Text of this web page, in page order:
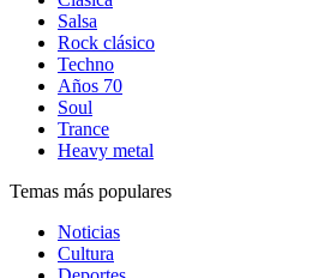
Salsa
Rock clásico
Techno
Años 70
Soul
Trance
Heavy metal
Temas más populares
Noticias
Cultura